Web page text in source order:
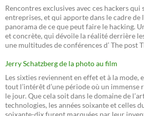
Rencontres exclusives avec ces hackers
entreprises, et qui apporte dans le cadre de
panorama de ce que peut faire le hacking.
et concrète, qui dévoile la réalité derrière
une multitudes de conférences d’ The post
Jerry Schatzberg de la photo au film
Les sixties reviennent en effet et à la mode,
tout l’intérêt d’une période où un
le jour. Que cela soit dans le domaine de
technologies, les années soixante et celles